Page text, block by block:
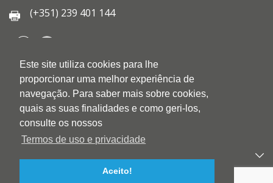
Este site utiliza cookies para lhe
proporcionar uma melhor experiência de
navegação. Para saber mais sobre cookies,
quais as suas finalidades e como geri-los,
consulte os nossos
Termos de uso e privacidade
Aceito!
(+351) 239 401 144
QUEM SOMOS
QUALIDADE
AMBIENTE
BLOG
CONTACTOS